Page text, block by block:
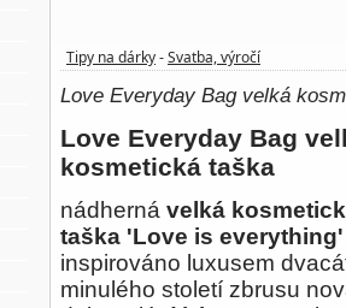
Tipy na dárky - Svatba, výročí
Love Everyday Bag velká
Love Everyday Bag
kosmetická taška
nádherná velká
taška 'Love is everything'
inspirováno luxusem
minulého století zbrusu